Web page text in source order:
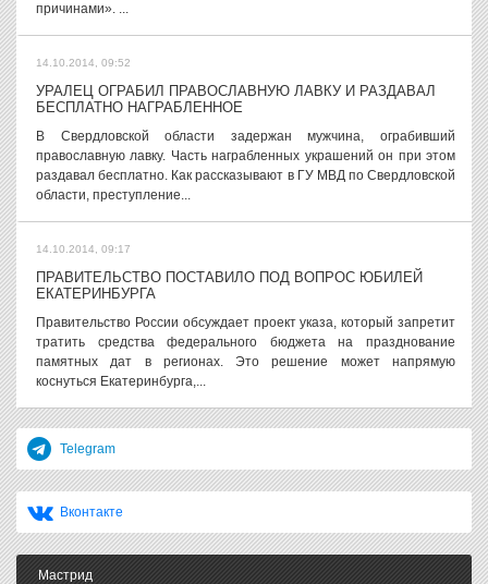
причинами». ...
14.10.2014, 09:52
УРАЛЕЦ ОГРАБИЛ ПРАВОСЛАВНУЮ ЛАВКУ И РАЗДАВАЛ
БЕСПЛАТНО НАГРАБЛЕННОЕ
В Свердловской области задержан мужчина, ограбивший
православную лавку. Часть награбленных украшений он при этом
раздавал бесплатно. Как рассказывают в ГУ МВД по Свердловской
области, преступление...
14.10.2014, 09:17
ПРАВИТЕЛЬСТВО ПОСТАВИЛО ПОД ВОПРОС ЮБИЛЕЙ
ЕКАТЕРИНБУРГА
Правительство России обсуждает проект указа, который запретит
тратить средства федерального бюджета на празднование
памятных дат в регионах. Это решение может напрямую
коснуться Екатеринбурга,...
Telegram
Вконтакте
Мастрид